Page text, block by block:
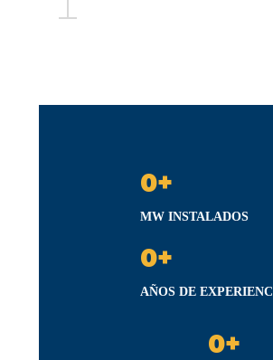
0+
MW INSTALADOS
0+
AÑOS DE
0+